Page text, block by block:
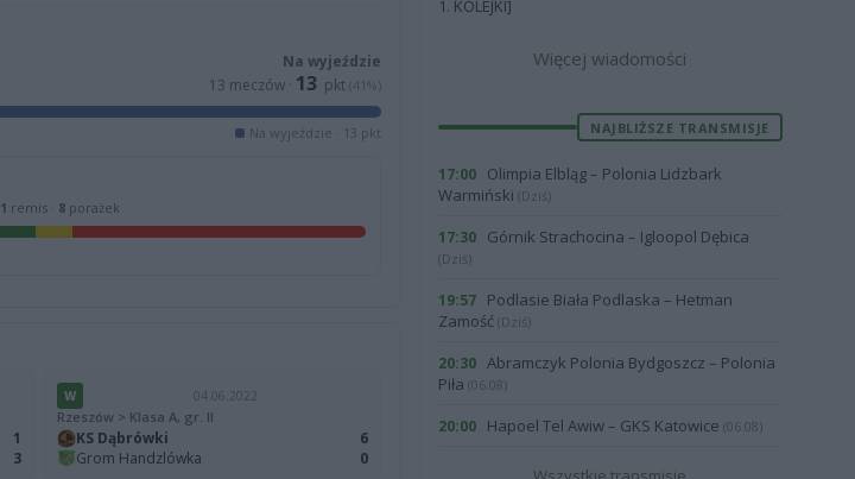
Na wyjeździe
13 meczów · 13 pkt (41%)
Na wyjeździe · 13 pkt
1 remis · 8 porażek
1
3
W 04.06.2022
Rzeszów > Klasa A, gr. II
KS Dąbrówki
6
Grom Handzlówka
0
1. KOLEJKI]
Więcej wiadomości
NAJBLIŻSZE TRANSMISJE
17:00
Olimpia Elbląg – Polonia Lidzbark
Warmiński (Dziś)
17:30 Górnik Strachocina – Igloopol Dębica
(Dziś)
19:57
Podlasie Biała Podlaska – Hetman
Zamość (Dziś)
20:30 Abramczyk Polonia Bydgoszcz – Polonia
Piła (06.08)
20:00 Hapoel Tel Awiw – GKS Katowice (06.08)